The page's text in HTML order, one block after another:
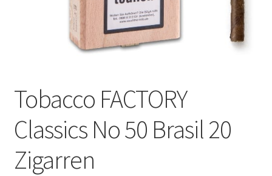
Tobacco FACTORY
Classics No 50 Brasil 20
Zigarren